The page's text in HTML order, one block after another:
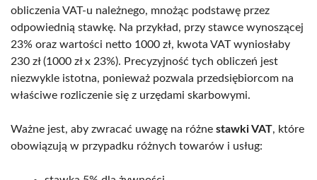
obliczenia VAT-u należnego, mnożąc podstawę przez
odpowiednią stawkę. Na przykład, przy stawce wynoszącej
23% oraz wartości netto 1000 zł, kwota VAT wyniosłaby
230 zł (1000 zł x 23%). Precyzyjność tych obliczeń jest
niezwykle istotna, ponieważ pozwala przedsiębiorcom na
właściwe rozliczenie się z urzędami skarbowymi.
Ważne jest, aby zwracać uwagę na różne stawki VAT, które
obowiązują w przypadku różnych towarów i usług: